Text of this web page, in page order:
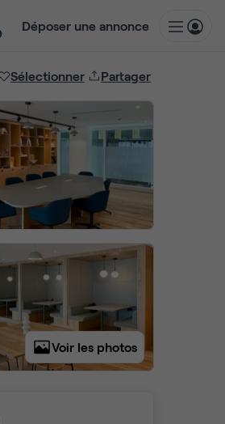
Déposer une annonce
Sélectionner Partager
Voir les photos